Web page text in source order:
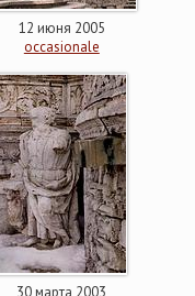
12 июня 2005
occasionale
30 марта 2003